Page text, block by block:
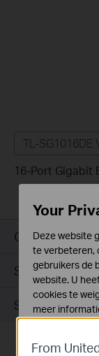
TL-SG1016DE
16-Port Gigabit
Overzicht
Specificaties
Support
1. DSCP QoS is for
From
Your
Deze website
te verbeteren,
gebruikers de
website. U
cookies te
meer
Deze cookies